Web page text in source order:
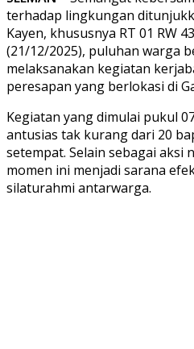
terhadap lingkungan
Kayen, khususnya RT 01 RW
(21/12/2025), puluhan warga
melaksanakan kegiatan
peresapan yang berlokasi di
Kegiatan yang dimulai pukul
antusias tak kurang dari 20
setempat. Selain sebagai aksi
momen ini menjadi sarana
silaturahmi antarwarga.